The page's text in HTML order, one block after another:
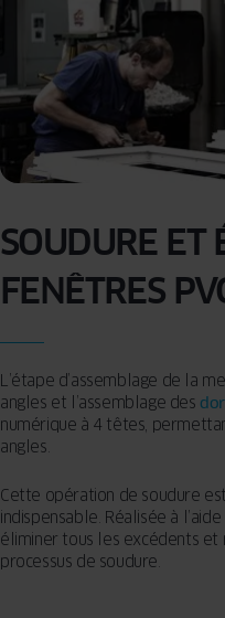
SOUDURE ET
FENÊTRES
L’étape d’assemblage de la
angles et l’assemblage des
numérique à 4 têtes,
angles.
Cette opération de soudure
indispensable. Réalisée à
éliminer tous les excédents et
processus de soudure.